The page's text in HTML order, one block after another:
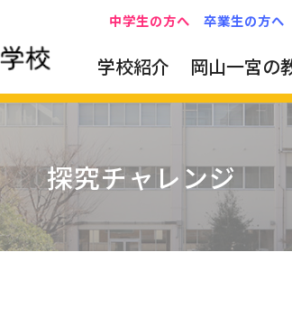
中学生の方へ 卒業生の方へ
学校紹介 岡山一宮の
探究チャレンジ